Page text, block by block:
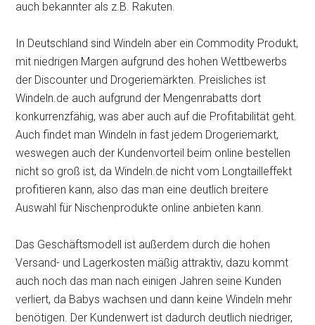
auch bekannter als z.B. Rakuten.
In Deutschland sind Windeln aber ein Commodity Produkt,
mit niedrigen Margen aufgrund des hohen Wettbewerbs
der Discounter und Drogeriemärkten. Preisliches ist
Windeln.de auch aufgrund der Mengenrabatts dort
konkurrenzfähig, was aber auch auf die Profitabilität geht.
Auch findet man Windeln in fast jedem Drogeriemarkt,
weswegen auch der Kundenvorteil beim online bestellen
nicht so groß ist, da Windeln.de nicht vom Longtailleffekt
profitieren kann, also das man eine deutlich breitere
Auswahl für Nischenprodukte online anbieten kann.
Das Geschäftsmodell ist außerdem durch die hohen
Versand- und Lagerkosten mäßig attraktiv, dazu kommt
auch noch das man nach einigen Jahren seine Kunden
verliert, da Babys wachsen und dann keine Windeln mehr
benötigen. Der Kundenwert ist dadurch deutlich niedriger,